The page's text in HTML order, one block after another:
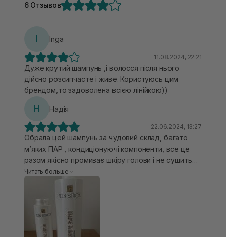
6 Отзывов
I Inga
11.08.2024, 22:21
Дуже крутий шампунь ,і волосся після нього
дійсно розсипчасте і живе. Користуюсь цим
брендом,то задоволена всією лінійкою))
Н Надія
22.06.2024, 13:27
Обрала цей шампунь за чудовий склад, багато
мʼяких ПАР , кондиціонуючі компоненти, все це
разом якісно промиває шкіру голови і не сушить
довжину. Піноутворення середнє, аромат мені
хвилясте , пористе, фарбоване, мию голову раз
на 3 дні .Вже рік завжди маю його в догляді,
чергую з іншими шампунями. До речі моя донька
13 років має тонке , пряме густе волосся, теж
Читать больше